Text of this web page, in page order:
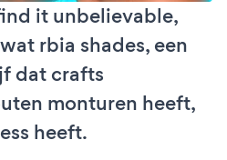
it unbelievable,
rbia shades, een
dat crafts
monturen heeft,
heeft.